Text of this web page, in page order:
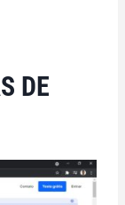
DE